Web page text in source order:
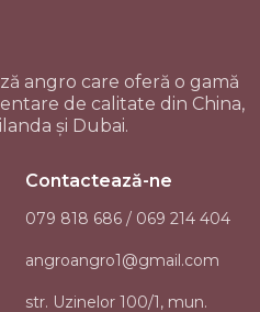
angro care oferă o gamă
de calitate din China,
și Dubai.
Contactează-ne
079 818 686 / 069 214 404
angroangro1@gmail.com
str. Uzinelor 100/1, mun.